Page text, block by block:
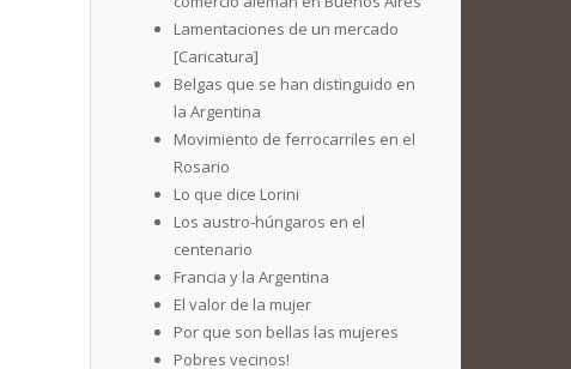
Lamentaciones de un mercado
[Caricatura]
Belgas que se han distinguido en
la Argentina
Movimiento de ferrocarriles en el
Rosario
Lo que dice Lorini
Los austro-húngaros en el
centenario
Francia y la Argentina
El valor de la mujer
Por que son bellas las mujeres
Pobres vecinos!